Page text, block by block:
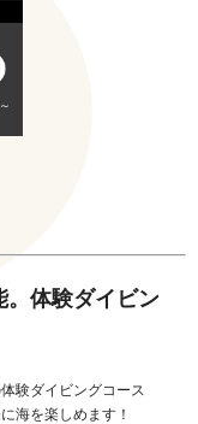
。体験ダイビン
験ダイビングコース
海を楽しめます！